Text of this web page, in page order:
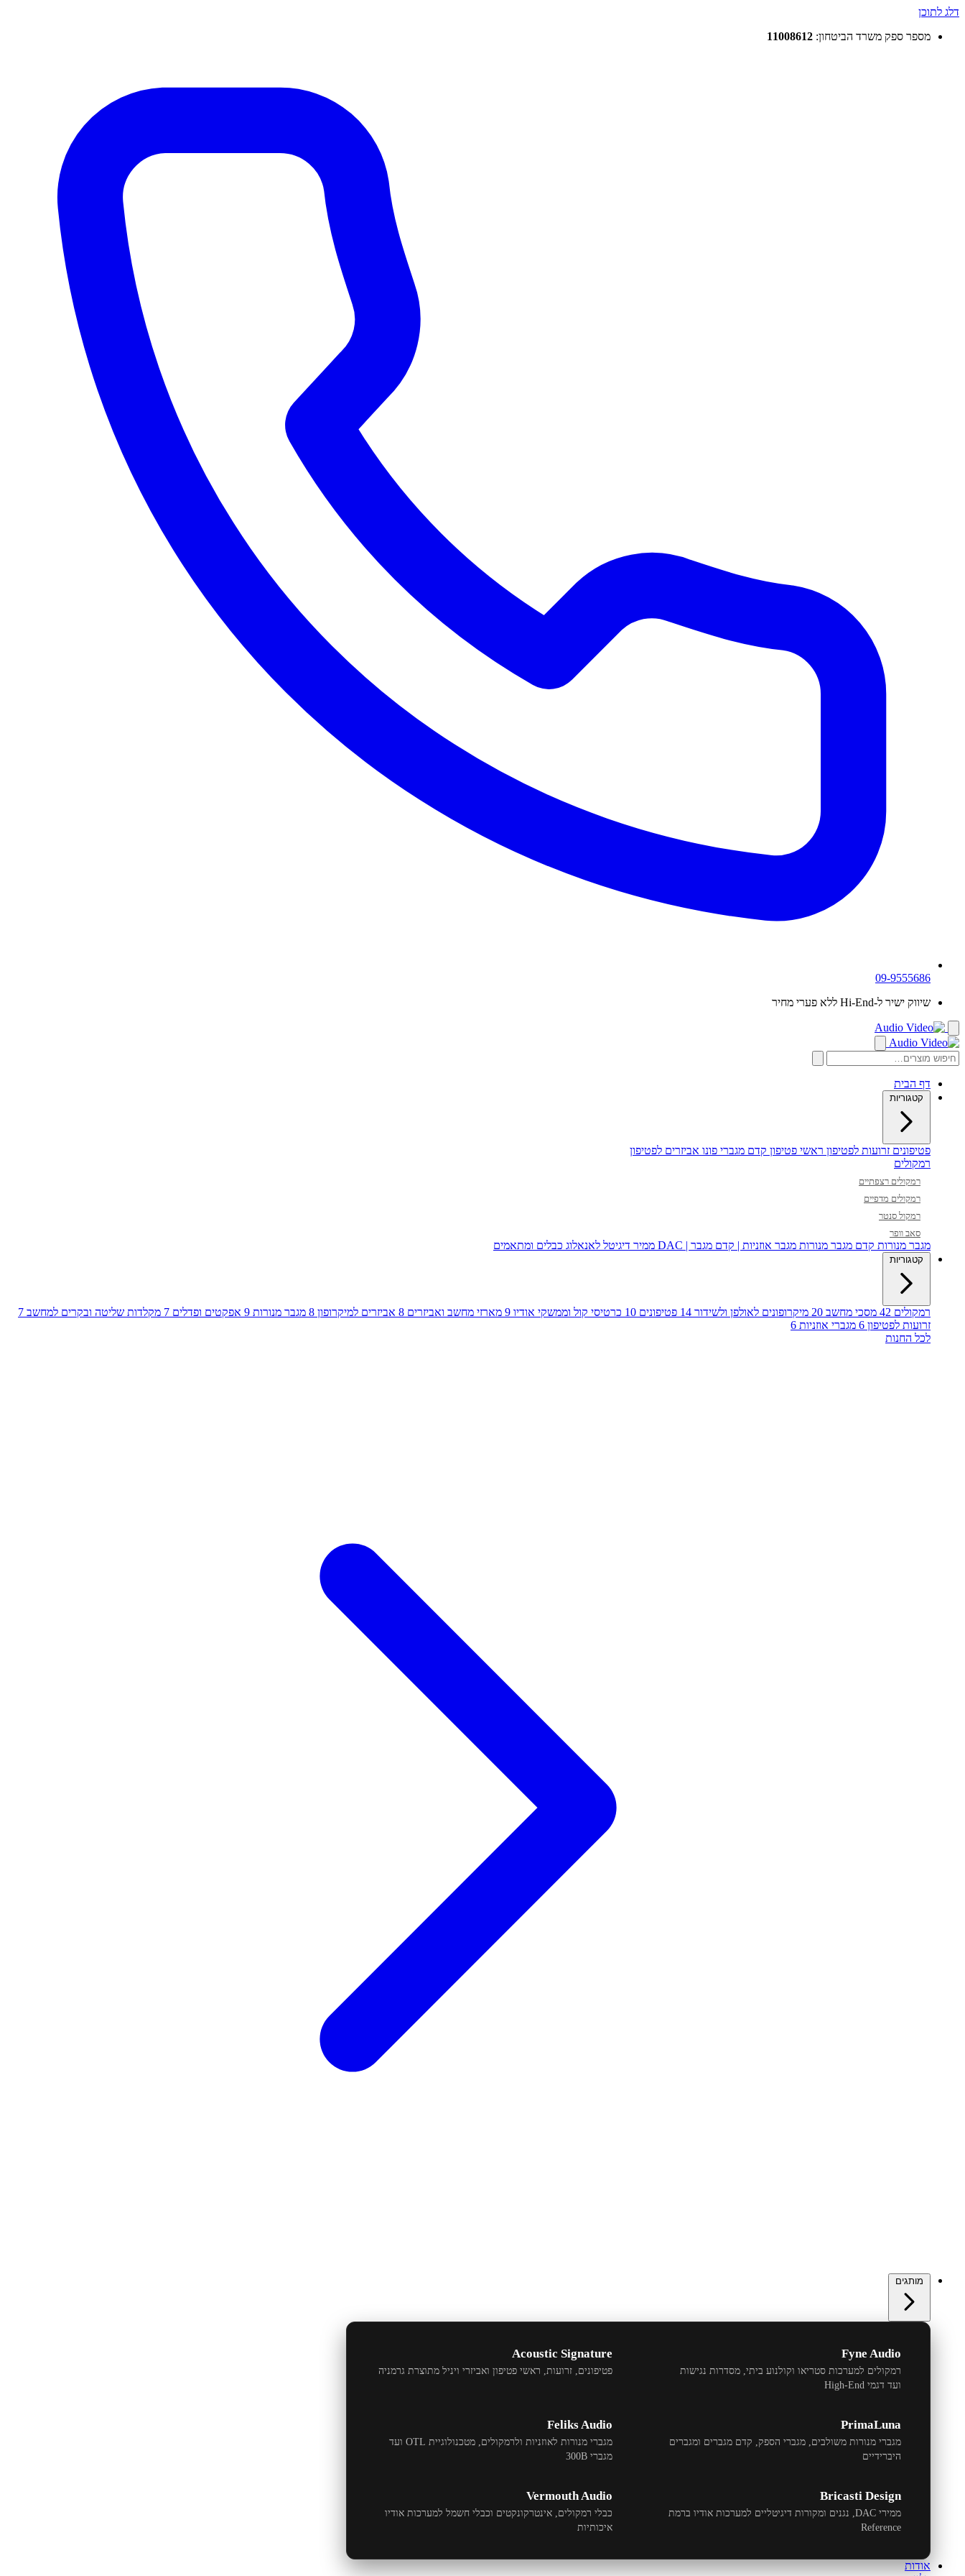
דלג לתוכן
מספר ספק משרד הביטחון: 11008612
09-9555686
שיווק ישיר ל-Hi-End ללא פערי מחיר
דף הבית
קטגוריות
פטיפונים זרועות לפטיפון ראשי פטיפון קדם מגברי פונו אביזרים לפטיפון
רמקולים
רמקולים רצפתיים
רמקולים מדפיים
רמקול סנטר
סאב וופר
מגבר מנורות קדם מגבר מנורות מגבר אוזניות | קדם מגבר | DAC ממיר דיגיטל לאנאלוג כבלים ומתאמים
קטגוריות
רמקולים 42 מסכי מחשב 20 מיקרופונים לאולפן ולשידור 14 פטיפונים 10 כרטיסי קול וממשקי אודיו 9 מארזי מחשב ואביזרים 8 אביזרים למיקרופון 8 מגבר מנורות 9 אפקטים ופדלים 7 מקלדות שליטה ובקרים למחשב 7
זרועות לפטיפון 6 מגברי אוזניות 6
לכל החנות
מותגים
Fyne Audio
רמקולים למערכות סטריאו וקולנוע ביתי, מסדרות נגישות
ועד דגמי High-End
Acoustic Signature
פטיפונים, זרועות, ראשי פטיפון ואביזרי ויניל מתוצרת גרמניה
PrimaLuna
מגברי מנורות משולבים, מגברי הספק, קדם מגברים ומגברים
היברידיים
Feliks Audio
מגברי מנורות לאוזניות ולרמקולים, מטכנולוגיית OTL ועד
מגברי 300B
Bricasti Design
ממירי DAC, נגנים ומקורות דיגיטליים למערכות אודיו ברמת
Reference
Vermouth Audio
כבלי רמקולים, אינטרקונקטים וכבלי חשמל למערכות אודיו
איכותיות
אודות